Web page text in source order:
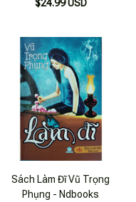
$24.99 USD
Sách Làm Đĩ Vũ Trọng
Phụng - Ndbooks